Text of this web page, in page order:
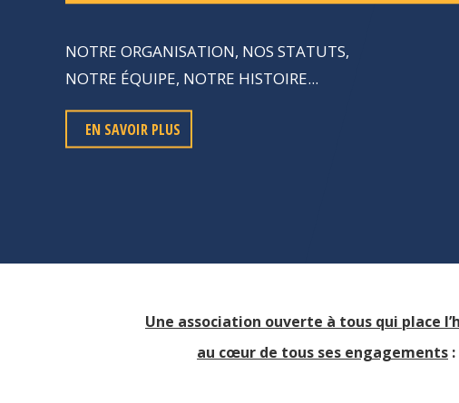
NOTRE ORGANISATION, NOS STATUTS,
NOTRE ÉQUIPE, NOTRE HISTOIRE...
EN SAVOIR PLUS
Une association ouverte à tous qui place
au cœur de tous ses engagements :